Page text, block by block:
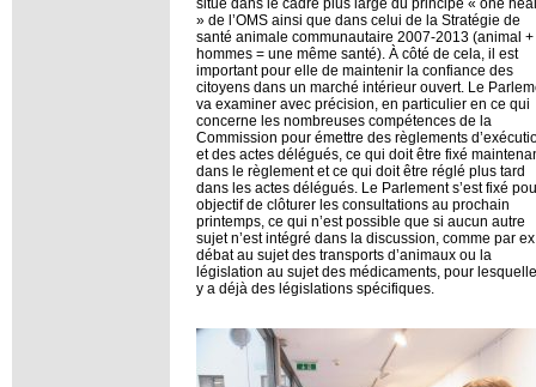
situé dans le cadre plus large du principe « one
» de l’OMS ainsi que dans celui de la Stratégie de
santé animale communautaire 2007-2013 (animal +
hommes = une même santé). À côté de cela, il est
important pour elle de maintenir la confiance des
citoyens dans un marché intérieur ouvert. Le
va examiner avec précision, en particulier en ce qui
concerne les nombreuses compétences de la
Commission pour émettre des règlements
et des actes délégués, ce qui doit être fixé
dans le règlement et ce qui doit être réglé plus tard
dans les actes délégués. Le Parlement s’est fixé
objectif de clôturer les consultations au prochain
printemps, ce qui n’est possible que si aucun autre
sujet n’est intégré dans la discussion, comme par
débat au sujet des transports d’animaux ou la
législation au sujet des médicaments, pour
y a déjà des législations spécifiques.